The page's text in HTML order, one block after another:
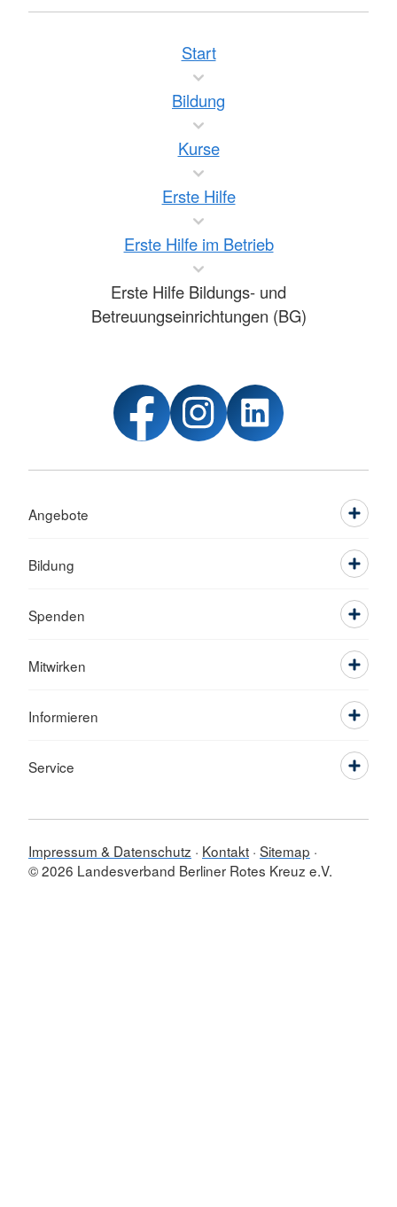
Start
Bildung
Kurse
Erste Hilfe
Erste Hilfe im Betrieb
Erste Hilfe Bildungs- und
Betreuungseinrichtungen (BG)
Angebote
Bildung
Spenden
Mitwirken
Informieren
Service
Impressum & Datenschutz Kontakt Sitemap
© 2026 Landesverband Berliner Rotes Kreuz e.V.